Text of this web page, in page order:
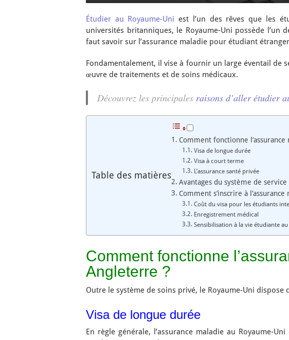
Étudier au Royaume-Uni est l’un des rêves que les
universités britanniques, le Royaume-Uni possède l’un
faut savoir sur l’assurance maladie pour étudiant
Fondamentalement, il vise à fournir un large éventail de
œuvre de traitements et de soins médicaux.
Découvrez les principales raisons d’aller étudier
Table des matières
Comment fonctionne
Visa de longue durée
Visa à court terme
L’assurance santé privée
Avantages du système de
Comment s’inscrire à
Coût du visa pour les étudiants
Enregistrement médical
Sensibilisation à la vie étudiante
Comment fonctionne
Angleterre ?
Outre le système de soins privé, le Royaume-Uni dispose
Visa de longue durée
En règle générale, l’assurance maladie au Royaume-